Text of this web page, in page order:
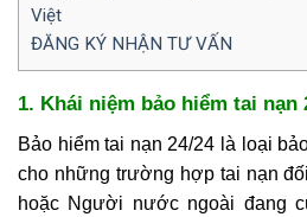
Việt
ĐĂNG KÝ NHẬN TƯ VẤN
1. Khái niệm bảo hiểm tai nạn
Bảo hiểm tai nạn 24/24 là loại
cho những trường hợp tai nạn
hoặc Người nước ngoài đang